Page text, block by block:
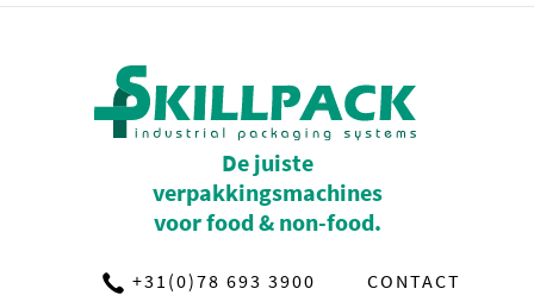
De juiste
verpakkingsmachines
voor food & non-food.
+31(0)78 693 3900 CONTACT